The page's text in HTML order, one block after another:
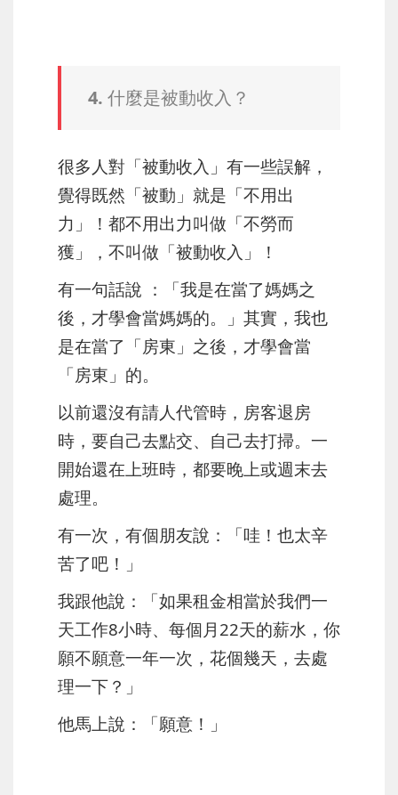
4. 什麼是被動收入？
很多人對「被動收入」有一些誤解，
覺得既然「被動」就是「不用出
力」！都不用出力叫做「不勞而
獲」，不叫做「被動收入」！
有一句話說 ：「我是在當了媽媽之
後，才學會當媽媽的。」其實，我也
是在當了「房東」之後，才學會當
「房東」的。
以前還沒有請人代管時，房客退房
時，要自己去點交、自己去打掃。一
開始還在上班時，都要晚上或週末去
處理。
有一次，有個朋友說：「哇！也太辛
苦了吧！」
我跟他說：「如果租金相當於我們一
天工作8小時、每個月22天的薪水，你
願不願意一年一次，花個幾天，去處
理一下？」
他馬上說：「願意！」